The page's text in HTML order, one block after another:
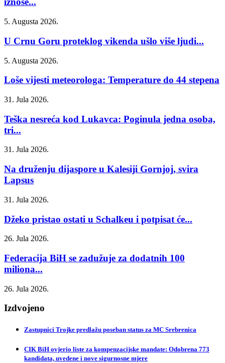
5. Augusta 2026.
U Crnu Goru proteklog vikenda ušlo više ljudi...
5. Augusta 2026.
Loše vijesti meteorologa: Temperature do 44 stepena
31. Jula 2026.
Teška nesreća kod Lukavca: Poginula jedna osoba,
tri...
31. Jula 2026.
Na druženju dijaspore u Kalesiji Gornjoj, svira
Lapsus
31. Jula 2026.
Džeko pristao ostati u Schalkeu i potpisat će...
26. Jula 2026.
Federacija BiH se zadužuje za dodatnih 100
miliona...
26. Jula 2026.
Izdvojeno
Zastupnici Trojke predlažu poseban status za MC Srebrenica
CIK BiH ovjerio liste za kompenzacijske mandate: Odobrena 773
kandidata, uvedene i nove sigurnosne mjere